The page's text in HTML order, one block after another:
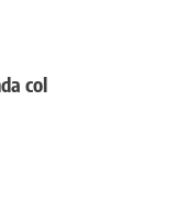
col